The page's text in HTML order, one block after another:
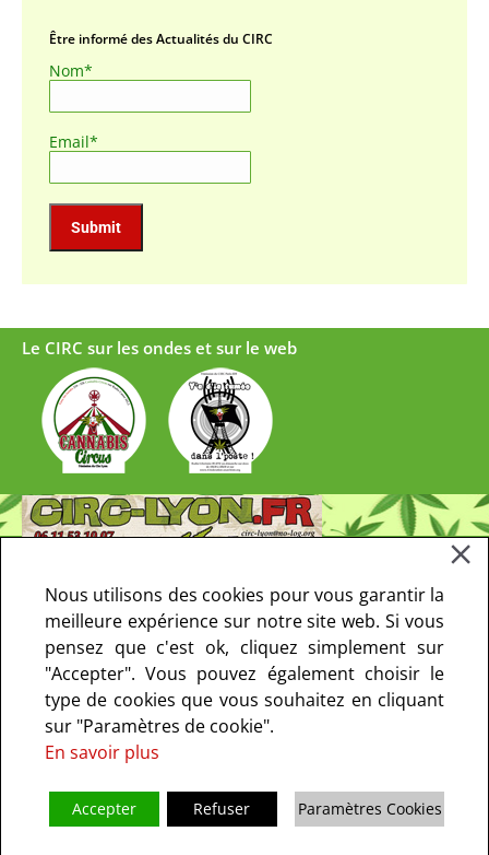
Être informé des Actualités du CIRC
Nom*
Email*
Le CIRC sur les ondes et sur le web
Nous utilisons des cookies pour vous garantir la
meilleure expérience sur notre site web. Si vous
pensez que c'est ok, cliquez simplement sur
"Accepter". Vous pouvez également choisir le
type de cookies que vous souhaitez en cliquant
sur "Paramètres de cookie".
En savoir plus
Accepter Refuser Paramètres Cookies